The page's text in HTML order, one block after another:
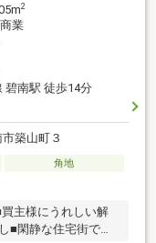
2
業
碧南駅 徒歩14分
築山町３
角地
主様にうれしい解
■閑静な住宅街でゆ